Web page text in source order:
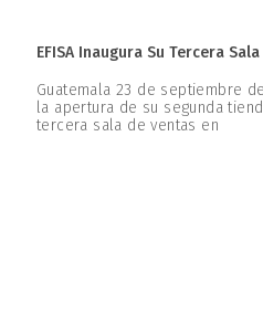
EFISA Inaugura Su Tercera
Guatemala 23 de septiembre
la apertura de su segunda
tercera sala de ventas en